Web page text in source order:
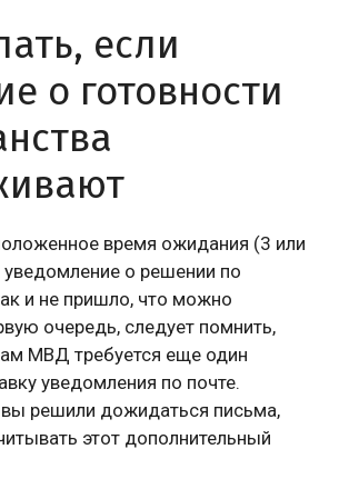
если
о готовности
время ожидания (3 или
о решении по
и не пришло, что можно
очередь, следует помнить,
МВД требуется еще один
уведомления по почте.
вы решили дожидаться письма,
этот дополнительный